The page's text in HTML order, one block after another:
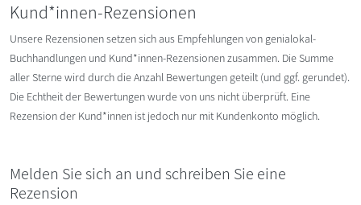
Kund*innen-Rezensionen
Unsere Rezensionen setzen sich aus Empfehlungen von genialokal-
Buchhandlungen und Kund*innen-Rezensionen zusammen. Die Summe
aller Sterne wird durch die Anzahl Bewertungen geteilt (und ggf. gerundet).
Die Echtheit der Bewertungen wurde von uns nicht überprüft. Eine
Rezension der Kund*innen ist jedoch nur mit Kundenkonto möglich.
Melden Sie sich an und schreiben Sie eine
Rezension